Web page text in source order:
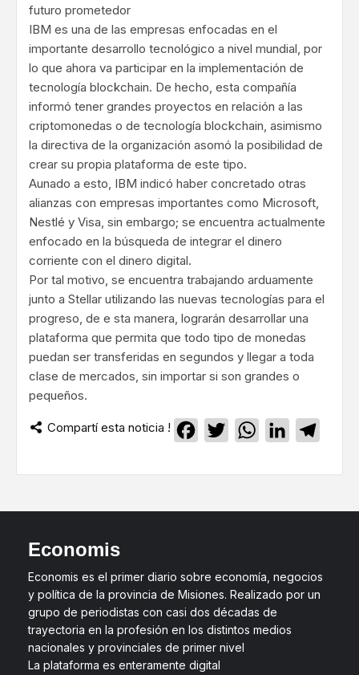
futuro prometedor
IBM es una de las empresas enfocadas en el
importante desarrollo tecnológico a nivel mundial, por
lo que ahora va participar en la implementación de
tecnología blockchain. De hecho, esta compañía
informó tener grandes proyectos en relación a las
criptomonedas o de tecnología blockchain, asimismo
la directiva de la organización asomó la posibilidad de
crear su propia plataforma de este tipo.
Aunado a esto, IBM indicó haber concretado otras
alianzas con empresas importantes como Microsoft,
Nestlé y Visa, sin embargo; se encuentra actualmente
enfocado en la búsqueda de integrar el dinero
corriente con el dinero digital.
Por tal motivo, se encuentra trabajando arduamente
junto a Stellar utilizando las nuevas tecnologías para el
progreso, de e sta manera, lograrán desarrollar una
plataforma que permita que todo tipo de monedas
puedan ser transferidas en segundos y llegar a toda
clase de mercados, sin importar si son grandes o
pequeños.
Compartí esta noticia ! Facebook
TwitterWhatsApp
LinkedIn
Economis
Economis es el primer diario sobre economía, negocios
y política de la provincia de Misiones. Realizado por un
grupo de periodistas con casi dos décadas de
trayectoria en la profesión en los distintos medios
nacionales y provinciales de primer nivel
La plataforma es enteramente digital